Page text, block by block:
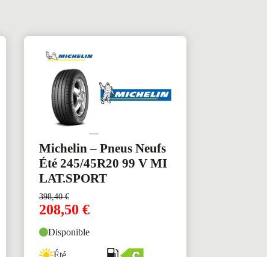
Michelin – Pneus Neufs
Été 245/45R20 99 V MI
LAT.SPORT
398,40€
208,50 €
Disponible